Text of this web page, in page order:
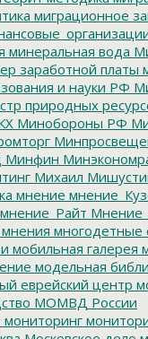
миграционное
минеральная вода
заработной платы
и науки РФ
природных
Минобороны РФ
Минфин
Михаил
мнение
мнение_Райт
мнения многодетные
мобильная галерея
модельная
еврейский центр
МОМВД России
мониторинг